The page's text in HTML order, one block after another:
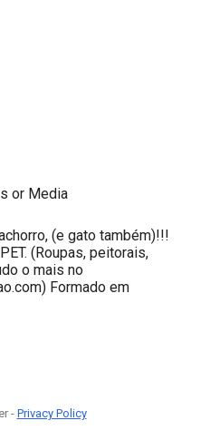
or Media
(e gato também)!!!
(Roupas, peitorais,
o mais no
Formado em
-Privacy Policy